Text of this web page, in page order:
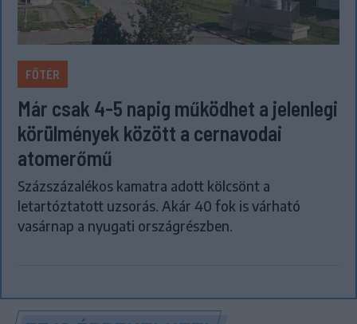
FŐTÉR
Már csak 4-5 napig működhet a jelenlegi
körülmények között a cernavodai
atomerőmű
Százszázalékos kamatra adott kölcsönt a
letartóztatott uzsorás. Akár 40 fok is várható
vasárnap a nyugati országrészben.